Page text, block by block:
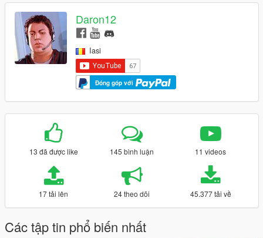
Daron12
Iasi
Đóng góp với
13 đã được like 145 bình luận 11 videos
17 tải lên 24 theo dõi 45.377 tải về
Các tập tin phổ biến nhất